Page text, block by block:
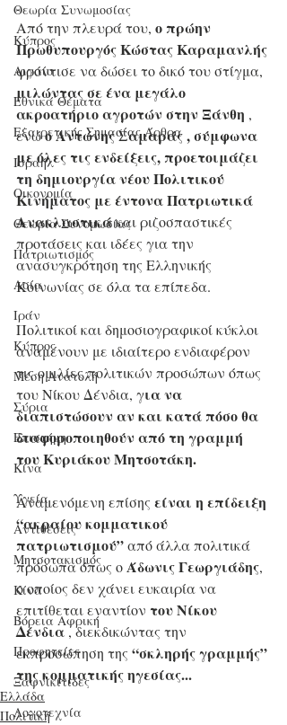
Θεωρία Συνωμοσίας
Κύπρος
Αιγαίο
Εθνικά Θέματα
Εξαιρετικής Σημασίας Άρθρα
Ισραήλ
Οικονομία
Θεωρία Συνομωσίας
Πατριωτισμός
Ασία
Ιράν
Κύπρος
Μέση Ανατολή
Σύρια
Επιστήμη
Kίνα
Υγεία
Aντιθέσεις
Μητσοτακισμός
Κίνα
Βόρεια Αφρική
Προφητείες
Ξαφνικίτιδες
Λογοτεχνία
Από την πλευρά του, ο πρώην
Πρωθυπουργός Κώστας Καραμανλής
φρόντισε να δώσει το δικό του στίγμα,
μιλώντας σε ένα μεγάλο
ακροατήριο αγροτών στην Ξάνθη ,
ενώ ο Αντώνης Σαμαράς , σύμφωνα
με όλες τις ενδείξεις, προετοιμάζει
τη δημιουργία νέου Πολιτικού
Κινήματος με έντονα Πατριωτικά
Ανακλαστικά και ριζοσπαστικές
προτάσεις και ιδέες για την
ανασυγκρότηση της Ελληνικής
Κοινωνίας σε όλα τα επίπεδα.
Πολιτικοί και δημοσιογραφικοί κύκλοι
αναμένουν με ιδιαίτερο ενδιαφέρον
τις ομιλίες πολιτικών προσώπων όπως
του Νίκου Δένδια, για να
διαπιστώσουν αν και κατά πόσο θα
διαφοροποιηθούν από τη γραμμή
του Κυριάκου Μητσοτάκη.
Αναμενόμενη επίσης είναι η επίδειξη
“ακραίου κομματικού
πατριωτισμού” από άλλα πολιτικά
πρόσωπα όπως ο Άδωνις Γεωργιάδης,
ο οποίος δεν χάνει ευκαιρία να
επιτίθεται εναντίον του Νίκου
Δένδια , διεκδικώντας την
εκπροσώπηση της “σκληρής γραμμής”
της κομματικής ηγεσίας...
Ελλάδα
Πολιτική